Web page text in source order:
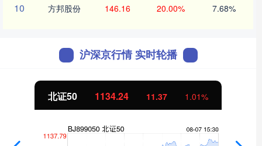
10 方邦股份 146.16 20.00% 7.68%
沪深京行情 实时轮播
北证50 1134.24 11.37 1.01%